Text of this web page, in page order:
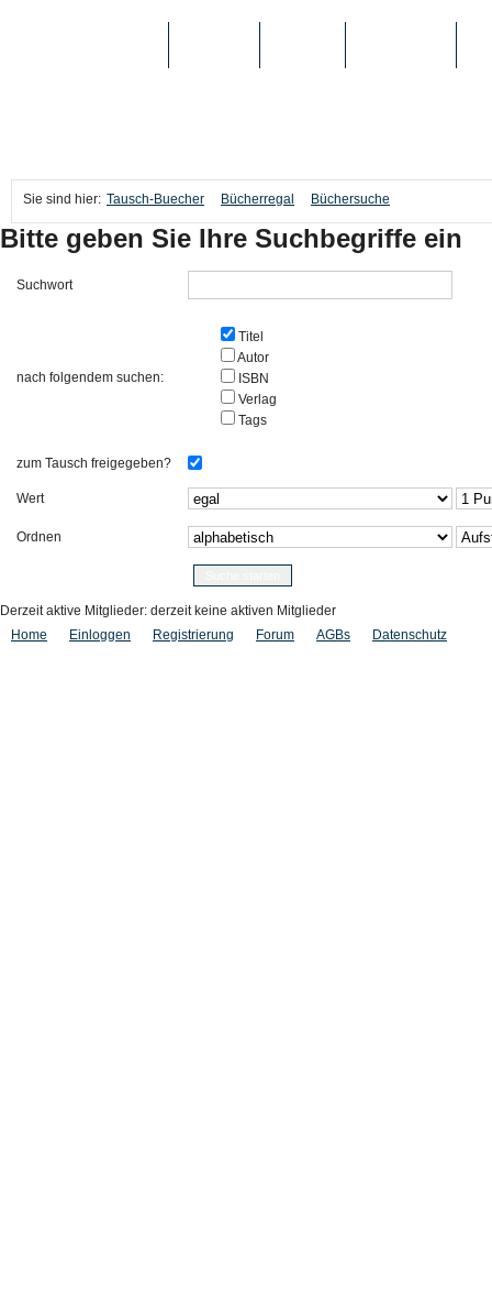
Sie sind hier: Tausch-Buecher Bücherregal Büchersuche
Bitte geben Sie Ihre Suchbegriffe ein
Suchwort
nach folgendem suchen:
Titel
Autor
ISBN
Verlag
Tags
zum Tausch freigegeben?
Wert
Ordnen
Derzeit aktive Mitglieder: derzeit keine aktiven Mitglieder
Home
Einloggen Registrierung Forum AGBs Datenschutz